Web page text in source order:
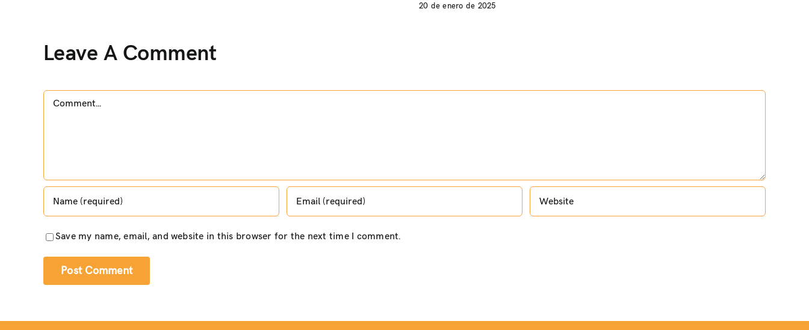
20 de enero de 2025
Leave A Comment
Comment
Save my name, email, and website in this browser for the next time I comment.